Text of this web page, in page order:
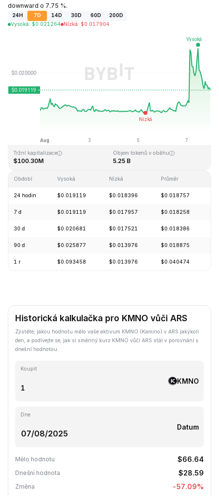
downward o 7.75 %.
24H 7D 14D 30D 60D
200D
Vysoká: $0.021264 Nízká: $0.017904
$0.247842 $0.013427
Tržní kapitalizace
$100.30M
Objem tokenů v oběhu
5.25 B
Období Vysoká Nízká Průměr
24 hodin $0.019119 $0.018396 $0.018757
7 d $0.019119 $0.017957 $0.018258
30 d $0.020681 $0.017521 $0.018386
90 d $0.025877 $0.013976 $0.018875
1 r $0.093458 $0.013976 $0.040474
Historická kalkulačka pro KMNO vůči ARS
Zjistěte, jakou hodnotu mělo vaše aktivum KMNO (Kamino) v ARS jakýkoli
den, a podívejte se, jak si směnný kurz KMNO vůči ARS stál v porovnání s
dnešní hodnotou.
Koupit
KMNO
Dne
Datum
Mělo hodnotu $66.64
Dnešní hodnota $28.59
Změna -57.09%